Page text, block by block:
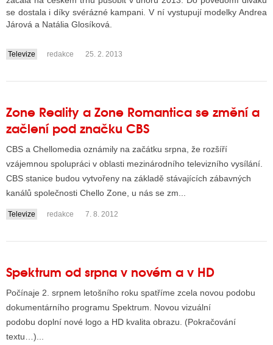
TELEVIZÍ
INTERNET
STRÁNKY RÁDIÍ
STÁT BLOGEREM
se dostala i díky svérázné kampani. V ní vystupují modelky Andrea
Járová a Natália Glosíková.
....
Televize redakce 25. 2. 2013
Zone Reality a Zone Romantica se změní a
začlení pod značku CBS
CBS a Chellomedia oznámily na začátku srpna, že rozšíří
vzájemnou spolupráci v oblasti mezinárodního televizního vysílání.
CBS stanice budou vytvořeny na základě stávajících zábavných
kanálů společnosti Chello Zone, u nás se zm...
Televize redakce 7. 8. 2012
Spektrum od srpna v novém a v HD
Počínaje 2. srpnem letošního roku spatříme zcela novou podobu
dokumentárního programu Spektrum. Novou vizuální
podobu doplní nové logo a HD kvalita obrazu. (Pokračování
textu…)...